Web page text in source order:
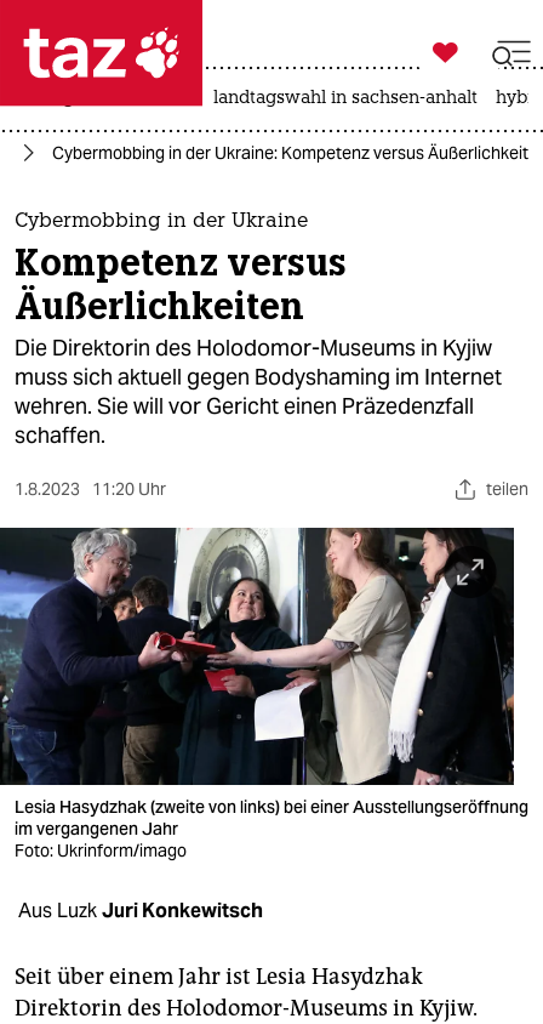
 taz zahl ich
taz zahl ich
themen
politik
öko
gesellschaft
kultur
sport
berlin
nord
wahrheit
verlag
verlag
veranstaltungen
shop
fragen & hilfe
abo

taz zahl ich
landtagswahl in sachsen-anhalt
Cybermobbing in der Ukraine: Kompetenz versus
Cybermobbing in der Ukraine
Kompetenz versus
Äußerlichkeiten
Die Direktorin des Holodomor-Museums in Kyjiw
muss sich aktuell gegen Bodyshaming im Internet
wehren. Sie will vor Gericht einen Präzedenzfall
schaffen.
1.8.2023 11:20 Uhr teilen
Lesia Hasydzhak (zweite von links) bei einer Ausstellungseröffnung
im vergangenen Jahr
Foto: Ukrinform/imago
Aus LuzkJuri Konkewitsch
Seit über einem Jahr ist Lesia Hasydzhak
Direktorin des Holodomor-Museums in Kyjiw.